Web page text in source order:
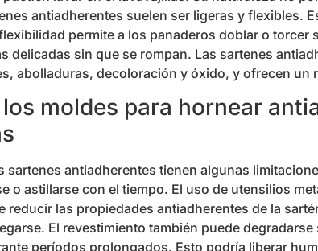
antiadherentes suelen ser ligeras y flexibles.
permite a los panaderos doblar o torcer
delicadas sin que se rompan. Las sartenes
abolladuras, decoloración y óxido, y ofrecen un
moldes para hornear
sartenes antiadherentes tienen algunas
o astillarse con el tiempo. El uso de utensilios
reducir las propiedades antiadherentes de la
El revestimiento también puede degradarse
períodos prolongados. Esto podría liberar